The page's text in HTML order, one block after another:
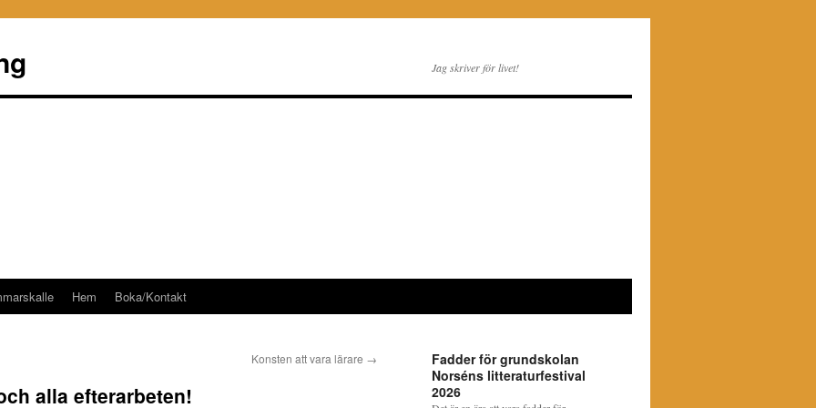
Jag skriver för livet!
Hem Boka/Kontakt
Konsten att vara lärare →
alla efterarbeten!
Fadder för grundskolan
Norséns litteraturfestival
2026